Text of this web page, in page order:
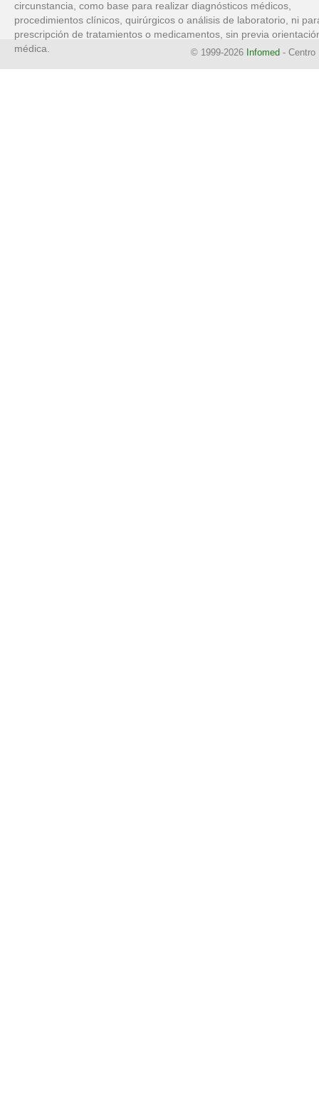
circunstancia, como base para realizar diagnósticos médicos,
procedimientos clínicos, quirúrgicos o análisis de laboratorio, ni
prescripción de tratamientos o medicamentos, sin previa
médica.
© 1999-2026 Infomed - Centro